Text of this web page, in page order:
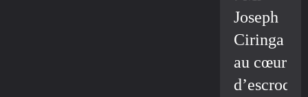
Joseph
Ciringa
au cœur